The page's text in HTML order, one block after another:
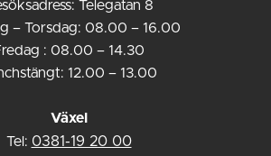
Telegatan 8
– Torsdag: 08.00 – 16.00
: 08.00 – 14.30
12.00 – 13.00
Växel
Tel: 0381-19 20 00